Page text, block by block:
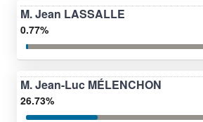
M. Jean LASSALLE
0.77%
M. Jean-Luc MÉLENCHON
26.73%